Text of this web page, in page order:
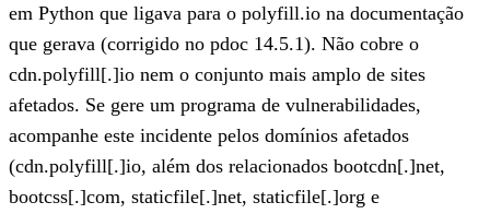
em Python que ligava para o polyfill.io na documentação
que gerava (corrigido no pdoc 14.5.1). Não cobre o
cdn.polyfill[.]io nem o conjunto mais amplo de sites
afetados. Se gere um programa de vulnerabilidades,
acompanhe este incidente pelos domínios afetados
(cdn.polyfill[.]io, além dos relacionados bootcdn[.]net,
bootcss[.]com, staticfile[.]net, staticfile[.]org e